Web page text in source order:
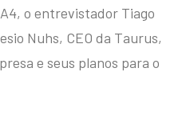
o entrevistador Tiago
Nuhs, CEO da Taurus,
e seus planos para o